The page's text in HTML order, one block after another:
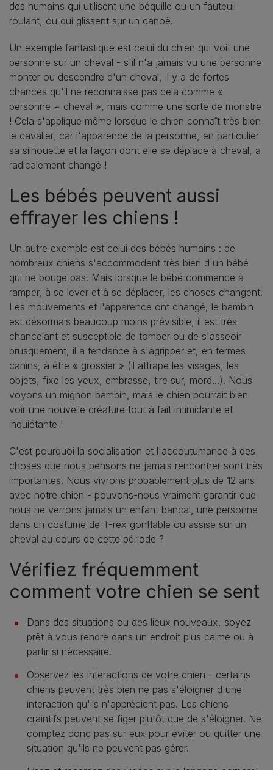
des humains qui utilisent une béquille ou un fauteuil
roulant, ou qui glissent sur un canoë.
Un exemple fantastique est celui du chien qui voit une
personne sur un cheval - s'il n'a jamais vu une personne
monter ou descendre d'un cheval, il y a de fortes
chances qu'il ne reconnaisse pas cela comme «
personne + cheval », mais comme une sorte de monstre
! Cela s'applique même lorsque le chien connaît très bien
le cavalier, car l'apparence de la personne, en particulier
sa silhouette et la façon dont elle se déplace à cheval, a
radicalement changé !
Les bébés peuvent aussi
effrayer les chiens !
Un autre exemple est celui des bébés humains : de
nombreux chiens s'accommodent très bien d'un bébé
qui ne bouge pas. Mais lorsque le bébé commence à
ramper, à se lever et à se déplacer, les choses changent.
Les mouvements et l'apparence ont changé, le bambin
est désormais beaucoup moins prévisible, il est très
chancelant et susceptible de tomber ou de s'asseoir
brusquement, il a tendance à s'agripper et, en termes
canins, à être « grossier » (il attrape les visages, les
objets, fixe les yeux, embrasse, tire sur, mord...). Nous
voyons un mignon bambin, mais le chien pourrait bien
voir une nouvelle créature tout à fait intimidante et
inquiétante !
C'est pourquoi la socialisation et l'accoutumance à des
choses que nous pensons ne jamais rencontrer sont très
importantes. Nous vivrons probablement plus de 12 ans
avec notre chien - pouvons-nous vraiment garantir que
nous ne verrons jamais un enfant bancal, une personne
dans un costume de T-rex gonflable ou assise sur un
cheval au cours de cette période ?
Vérifiez fréquemment
comment votre chien se sent
Dans des situations ou des lieux nouveaux, soyez
prêt à vous rendre dans un endroit plus calme ou à
partir si nécessaire.
Observez les interactions de votre chien - certains
chiens peuvent très bien ne pas s'éloigner d'une
interaction qu'ils n'apprécient pas. Les chiens
craintifs peuvent se figer plutôt que de s'éloigner. Ne
comptez donc pas sur eux pour éviter ou quitter une
situation qu'ils ne peuvent pas gérer.